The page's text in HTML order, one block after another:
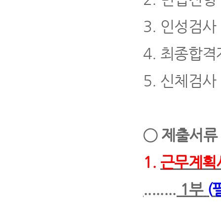
3. 인성검사
4. 최종합
5. 신체검사
◯ 제출서류
1. 근무계획
........ 1 부 (